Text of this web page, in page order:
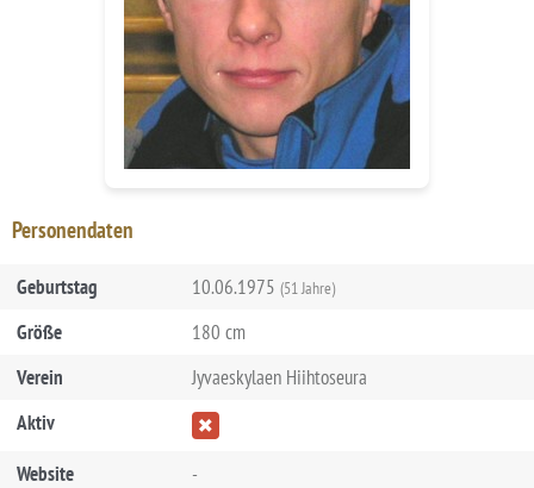
Personendaten
Geburtstag 10.06.1975 (51 Jahre)
Größe
180 cm
Verein
Jyvaeskylaen Hiihtoseura
Aktiv
Website
-